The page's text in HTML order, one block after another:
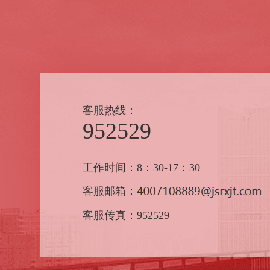
客服热线：
952529
工作时间：8：30-17：30
客服邮箱：
客服传真：952529